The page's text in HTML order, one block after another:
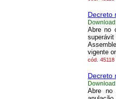
Decreto
Abre no
vigente
cód. 45118
Decreto
Abre no